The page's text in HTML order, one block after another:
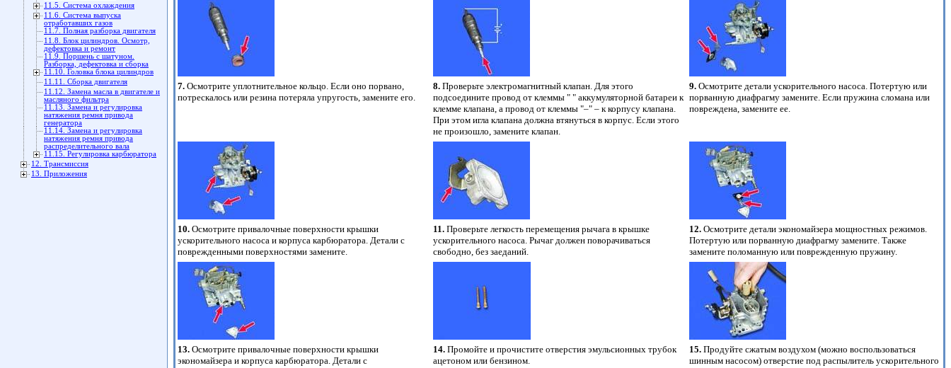
11.5. Система охлаждения
11.6. Система выпуска
отработавших газов
11.7. Полная разборка двигателя
11.8. Блок цилиндров. Осмотр,
дефектовка и ремонт
11.9. Поршень с шатуном.
Разборка, дефектовка и сборка
11.10. Головка блока цилиндров
11.11. Сборка двигателя
11.12. Замена масла в двигателе и
масляного фильтра
11.13. Замена и регулировка
натяжения ремня привода
генератора
11.14. Замена и регулировка
натяжения ремня привода
распределительного вала
11.15. Регулировка карбюратора
12. Трансмиссия
13. Приложения
7. Осмотрите уплотнительное кольцо. Если оно порвано,
потрескалось или резина потеряла упругость, замените его.
8. Проверьте электромагнитный клапан. Для этого
подсоедините провод от клеммы " " аккумуляторной батареи к
клемме клапана, а провод от клеммы "–" – к корпусу клапана.
При этом игла клапана должна втянуться в корпус. Если этого
не произошло, замените клапан.
9. Осмотрите детали ускорительного насоса. Потертую или
порванную диафрагму замените. Если пружина сломана или
повреждена, замените ее.
10. Осмотрите привалочные поверхности крышки
ускорительного насоса и корпуса карбюратора. Детали с
поврежденными поверхностями замените.
11. Проверьте легкость перемещения рычага в крышке
ускорительного насоса. Рычаг должен поворачиваться
свободно, без заеданий.
12. Осмотрите детали экономайзера мощностных режимов.
Потертую или порванную диафрагму замените. Также
замените поломанную или поврежденную пружину.
13. Осмотрите привалочные поверхности крышки
экономайзера и корпуса карбюратора. Детали с
14. Промойте и прочистите отверстия эмульсионных трубок
ацетоном или бензином.
15. Продуйте сжатым воздухом (можно воспользоваться
шинным насосом) отверстие под распылитель ускорительного